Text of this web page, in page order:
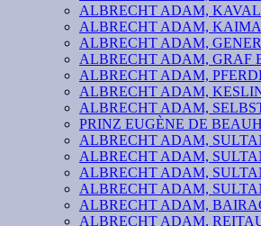
ALBRECHT ADAM,
ALBRECHT ADAM,
ALBRECHT ADAM,
ALBRECHT ADAM, GRAF
ALBRECHT ADAM,
ALBRECHT ADAM,
ALBRECHT ADAM,
PRINZ EUGÈNE DE
ALBRECHT ADAM,
ALBRECHT ADAM,
ALBRECHT ADAM,
ALBRECHT ADAM,
ALBRECHT ADAM,
ALBRECHT ADAM,